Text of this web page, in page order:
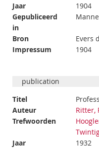
Jaar
1904
Gepubliceerd
in
Bron
Evers
Impressum
1904
publication
Titel
Auteur
Ritter,
Trefwoorden
Jaar
1932